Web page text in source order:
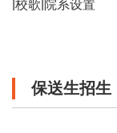
校歌 院系设置
保送生招生